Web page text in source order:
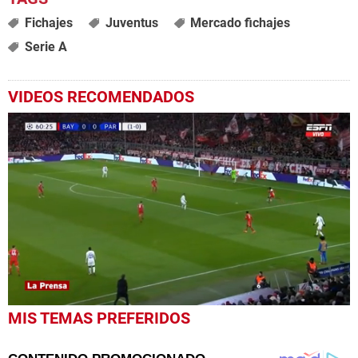
Fichajes Juventus
Mercado fichajes
Serie A
VIDEOS RECOMENDADOS
0
seconds
MIS TEMAS PREFERIDOS